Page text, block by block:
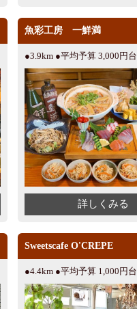
魚彩工房 一鮮満
●3.9km ●平均予算 3,000円台
詳しくみる
Sweetscafe O'CREPE
●4.4km ●平均予算 1,000円台